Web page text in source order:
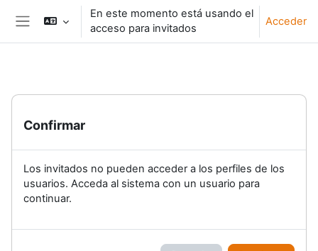
Salta al contenido principal
Panel lateral
En este momento está usando el
acceso para invitados
Acceder
Confirmar
Los invitados no pueden acceder a los perfiles de los
usuarios. Acceda al sistema con un usuario para
continuar.